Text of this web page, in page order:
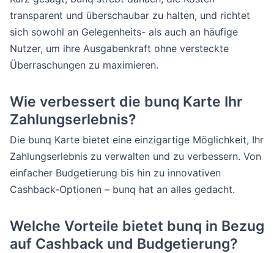
transparent und überschaubar zu halten, und richtet
sich sowohl an Gelegenheits- als auch an häufige
Nutzer, um ihre Ausgabenkraft ohne versteckte
Überraschungen zu maximieren.
Wie verbessert die bunq Karte Ihr
Zahlungserlebnis?
Die bunq Karte bietet eine einzigartige Möglichkeit, Ihr
Zahlungserlebnis zu verwalten und zu verbessern. Von
einfacher Budgetierung bis hin zu innovativen
Cashback-Optionen – bunq hat an alles gedacht.
Welche Vorteile bietet bunq in Bezug
auf Cashback und Budgetierung?